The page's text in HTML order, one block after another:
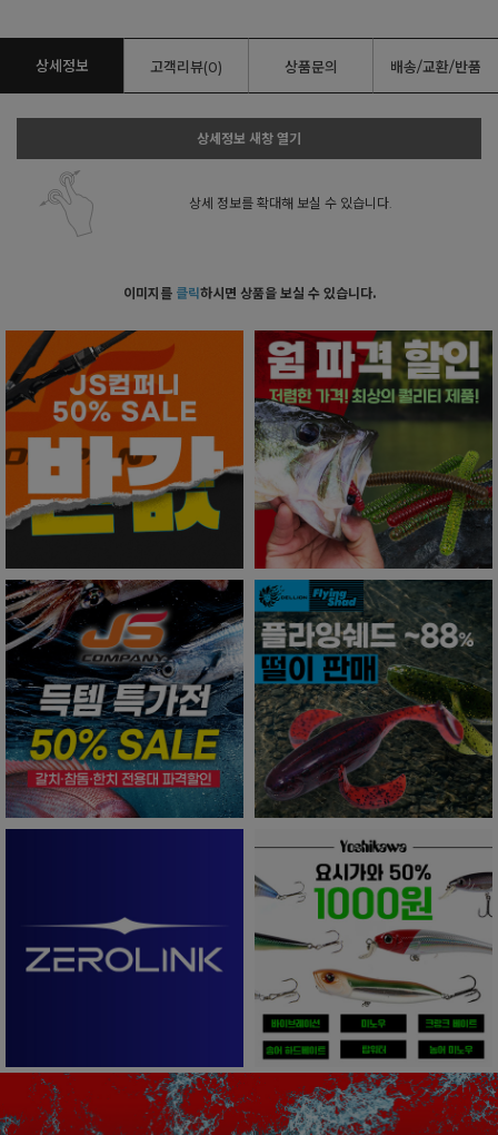
상세정보 고객리뷰(0) 상품문의 배송/교환/반품
상세정보 새창 열기
상세 정보를 확대해 보실 수 있습니다.
이미지를 클릭하시면 상품을 보실 수 있습니다.